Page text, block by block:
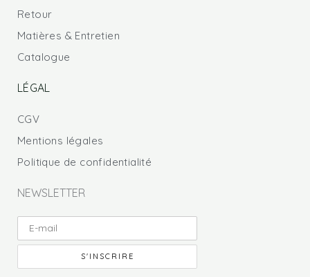
Retour
Matières & Entretien
Catalogue
LÉGAL
CGV
Mentions légales
Politique de confidentialité
NEWSLETTER